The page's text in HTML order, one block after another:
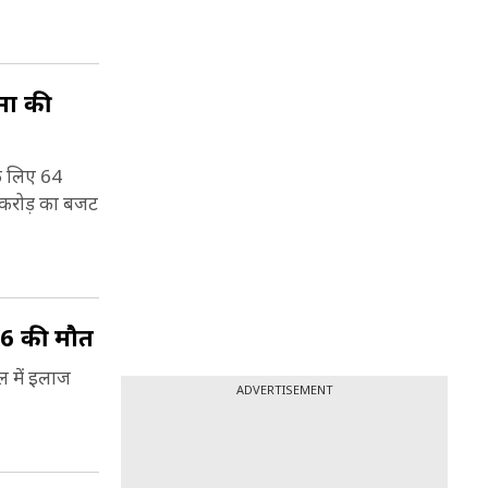
की
लिए 64
का बजट
की मौत
में इलाज ADVERTISEMENT